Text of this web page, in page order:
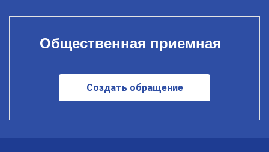
Общественная приемная
Создать обращение